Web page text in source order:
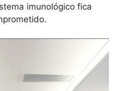
imunológico fica